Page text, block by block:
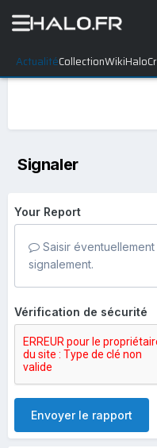
ActualitéCollectionWikiHalo
Signaler
Your Report
Saisir
signalement.
Vérification de sécurité
Envoyer le rapport